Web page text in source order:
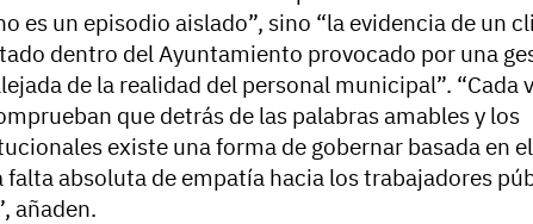
es un episodio aislado”, sino “la evidencia de un
dentro del Ayuntamiento provocado por una
de la realidad del personal municipal”. “Cada
que detrás de las palabras amables y los
existe una forma de gobernar basada en el
falta absoluta de empatía hacia los trabajadores
añaden.